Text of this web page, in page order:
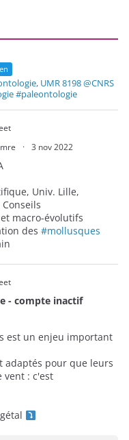
UMR 8198 @CNRS
#paleontologie
· 3 nov 2022
Univ. Lille,
macro-évolutifs
des #mollusques
- compte inactif
est un enjeu important
adaptés pour que leurs
vent : c'est